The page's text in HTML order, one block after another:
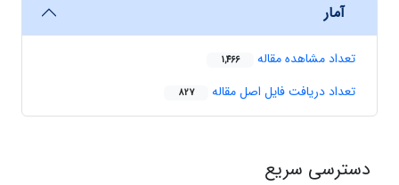
آمار
تعداد مشاهده مقاله 1,466
تعداد دریافت فایل اصل مقاله 827
دسترسی سریع